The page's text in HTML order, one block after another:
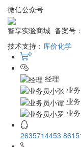
微信公众号
智享实验商城 备案号：
技术支持： 库价化学
0
经理
业
业
业
2635714453